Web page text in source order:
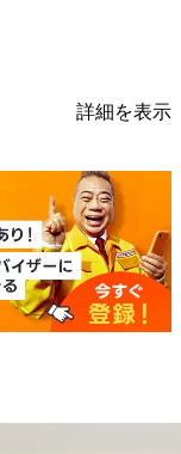
詳細を表示